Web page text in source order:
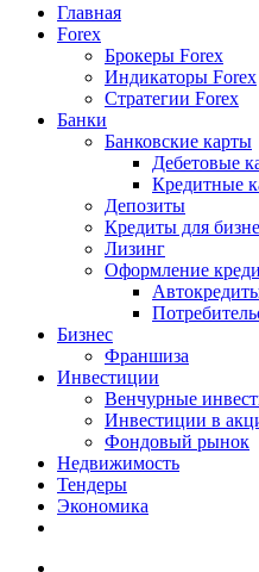
Главная
Forex
Брокеры Forex
Индикаторы Forex
Стратегии Forex
Банки
Банковские карты
Дебетовые
Кредитные
Депозиты
Кредиты для
Лизинг
Оформление
Бизнес
Франшиза
Инвестиции
Венчурные
Инвестиции в
Фондовый рынок
Недвижимость
Тендеры
Экономика